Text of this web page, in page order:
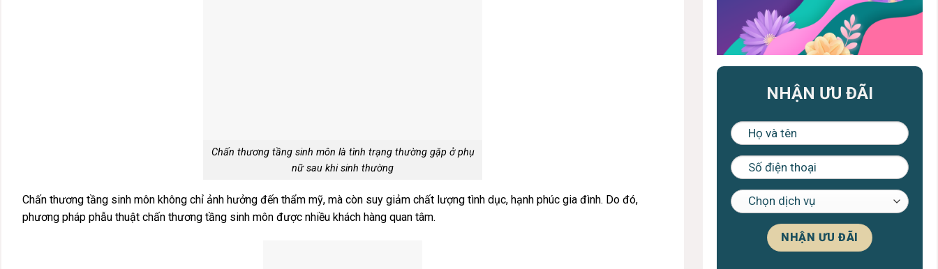
Chấn thương tầng sinh môn là tình trạng thường gặp ở phụ
nữ sau khi sinh thường
Chấn thương tầng sinh môn không chỉ ảnh hưởng đến thẩm mỹ, mà còn suy giảm chất lượng tình dục, hạnh phúc gia đình. Do đó,
phương pháp phẫu thuật chấn thương tầng sinh môn được nhiều khách hàng quan tâm.
NHẬN ƯU ĐÃI